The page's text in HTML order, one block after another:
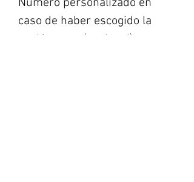
Número personalizado en
caso de haber escogido la
opción, etc... (opcional)